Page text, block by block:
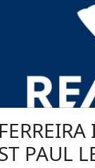
PAUL